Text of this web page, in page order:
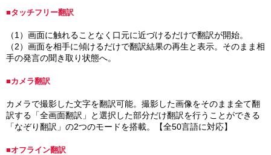
■タッチフリー翻訳
（1）画面に触れることなく口元に近づけるだけで翻訳が開始。
（2）画面を相手に傾けるだけで翻訳結果の再生と表示。そのまま相
手の発言の聞き取り状態へ。
■カメラ翻訳
カメラで撮影した文字を翻訳可能。撮影した画像をそのまま全て翻
訳する「全画面翻訳」と選択した部分だけ翻訳を行うことができる
「なぞり翻訳」の2つのモードを搭載。【全50言語に対応】
■オフライン翻訳